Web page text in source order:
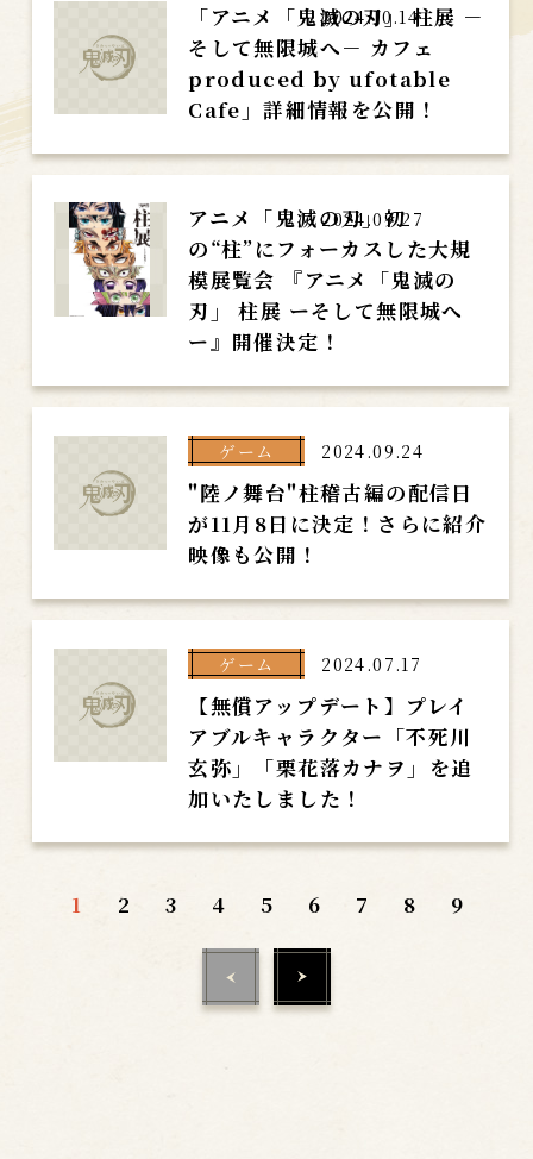
「アニメ「鬼滅の刃」 柱展 －
そして無限城へ－ カフェ
produced by ufotable
Cafe」詳細情報を公開！
2024.10.14
アニメ「鬼滅の刃」初
の“柱”にフォーカスした大規
模展覧会 『アニメ「鬼滅の
刃」 柱展 ーそして無限城へ
ー』開催決定！
2024.09.27
ゲーム
"陸ノ舞台"柱稽古編の配信日
が11月8日に決定！さらに紹介
映像も公開！
2024.09.24
ゲーム
【無償アップデート】プレイ
アブルキャラクター「不死川
玄弥」「栗花落カナヲ」を追
加いたしました！
2024.07.17
1 2 3 4 5 6 7 8 9